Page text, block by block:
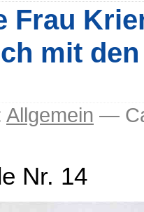
Frau
mit
Allgemein —
Nr. 14